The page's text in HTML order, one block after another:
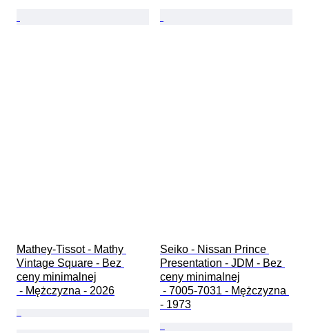
Mathey-Tissot - Mathy
Vintage Square - Bez
ceny minimalnej
- Mężczyzna - 2026
Seiko - Nissan Prince
Presentation - JDM - Bez
ceny minimalnej
- 1973